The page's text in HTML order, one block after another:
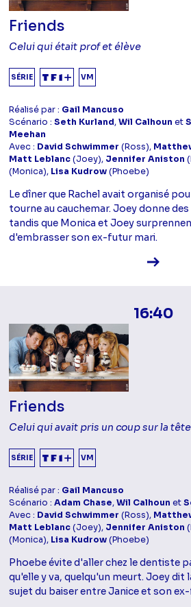
Friends
Celui qui était prof et élève
SÉRIE VM
Réalisé par : Gail Mancuso
Scénario :Seth Kurland,Wil Calhoun et
Meehan
Avec : David Schwimmer (Ross),
Matt Leblanc(Joey), Jennifer Aniston
(Monica), Lisa Kudrow(Phoebe)
Le dîner que Rachel avait organisé
tourne au cauchemar. Joey donne
tandis que Monica et Joey
d'embrasser son ex-futur mari.
Voir la
16:40
Friends
Celui qui avait pris un coup sur la tête
SÉRIE VM
Réalisé par : Gail Mancuso
Scénario :Adam Chase,Wil Calhoun et
Avec : David Schwimmer (Ross),
Matt Leblanc(Joey), Jennifer Aniston
(Monica), Lisa Kudrow(Phoebe)
Phoebe évite d'aller chez le dentiste
qu'elle y va, quelqu'un meurt. Joey dit
sujet du baiser entre Janice et son